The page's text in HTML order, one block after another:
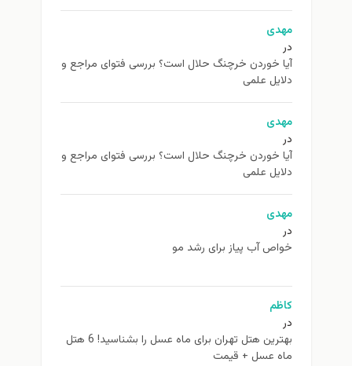
مهدی
در
آیا خوردن خرچنگ حلال است؟ بررسی فتوای مراجع و
دلایل علمی
مهدی
در
آیا خوردن خرچنگ حلال است؟ بررسی فتوای مراجع و
دلایل علمی
مهدی
در
خواص آب پیاز برای رشد مو
کاظم
در
بهترین هتل تهران برای ماه عسل را بشناسید! 6 هتل
ماه عسل + قیمت